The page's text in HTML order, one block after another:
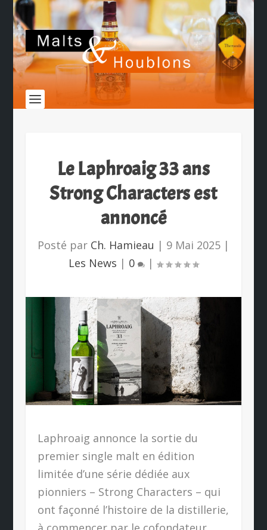
Le Laphroaig 33 ans
Strong Characters est
annoncé
Posté par Ch. Hamieau | 9 Mai 2025|
Les News | 0 |
Laphroaig annonce la sortie du
premier single malt en édition
limitée d’une série dédiée aux
pionniers – Strong Characters – qui
ont façonné l’histoire de la distillerie,